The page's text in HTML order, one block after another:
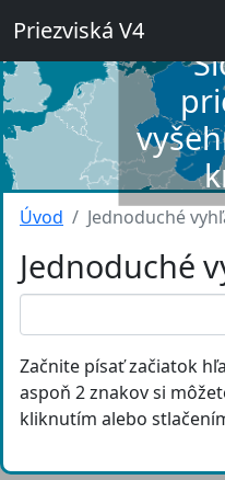
Priezviská V4
Úvod Jednoduché
Jednoduché
Začnite písať začiatok
aspoň 2 znakov si
kliknutím alebo